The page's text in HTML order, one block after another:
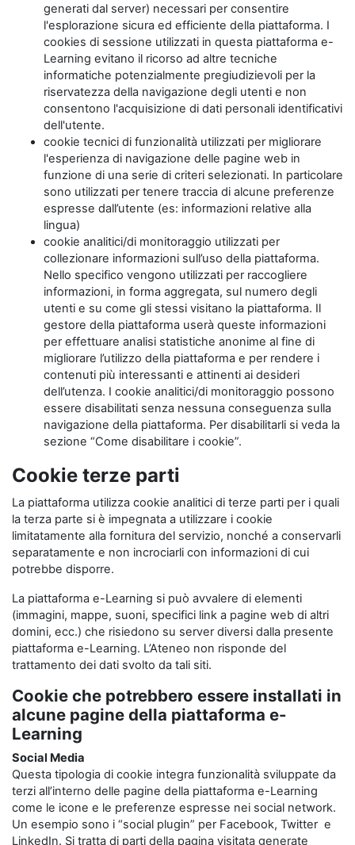
generati dal server) necessari per consentire
l'esplorazione sicura ed efficiente della piattaforma. I
cookies di sessione utilizzati in questa piattaforma e-
Learning evitano il ricorso ad altre tecniche
informatiche potenzialmente pregiudizievoli per la
riservatezza della navigazione degli utenti e non
consentono l'acquisizione di dati personali identificativi
dell'utente.
cookie tecnici di funzionalità utilizzati per migliorare
l'esperienza di navigazione delle pagine web in
funzione di una serie di criteri selezionati. In particolare
sono utilizzati per tenere traccia di alcune preferenze
espresse dall’utente (es: informazioni relative alla
lingua)
cookie analitici/di monitoraggio utilizzati per
collezionare informazioni sull’uso della piattaforma.
Nello specifico vengono utilizzati per raccogliere
informazioni, in forma aggregata, sul numero degli
utenti e su come gli stessi visitano la piattaforma. Il
gestore della piattaforma userà queste informazioni
per effettuare analisi statistiche anonime al fine di
migliorare l’utilizzo della piattaforma e per rendere i
contenuti più interessanti e attinenti ai desideri
dell’utenza. I cookie analitici/di monitoraggio possono
essere disabilitati senza nessuna conseguenza sulla
navigazione della piattaforma. Per disabilitarli si veda la
sezione “Come disabilitare i cookie”.
Cookie terze parti
La piattaforma utilizza cookie analitici di terze parti per i quali
la terza parte si è impegnata a utilizzare i cookie
limitatamente alla fornitura del servizio, nonché a conservarli
separatamente e non incrociarli con informazioni di cui
potrebbe disporre.
La piattaforma e-Learning si può avvalere di elementi
(immagini, mappe, suoni, specifici link a pagine web di altri
domini, ecc.) che risiedono su server diversi dalla presente
piattaforma e-Learning. L’Ateneo non risponde del
trattamento dei dati svolto da tali siti.
Cookie che potrebbero essere installati in
alcune pagine della piattaforma e-
Learning
Social Media
Questa tipologia di cookie integra funzionalità sviluppate da
terzi all’interno delle pagine della piattaforma e-Learning
come le icone e le preferenze espresse nei social network.
Un esempio sono i “social plugin” per Facebook, Twitter e
LinkedIn. Si tratta di parti della pagina visitata generate